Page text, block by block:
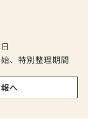
、特別整理期間
へ